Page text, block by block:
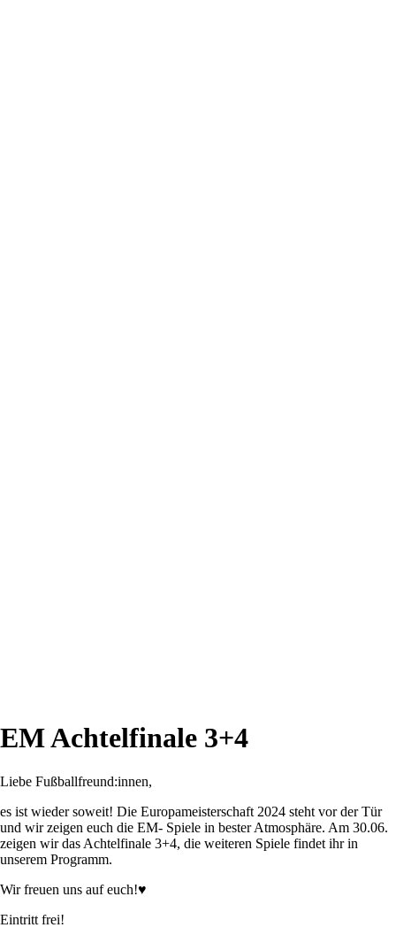
EM Achtelfinale 3+4
Liebe Fußballfreund:innen,
es ist wieder soweit! Die Europameisterschaft 2024 steht vor der Tür
und wir zeigen euch die EM- Spiele in bester Atmosphäre. Am 30.06.
zeigen wir das Achtelfinale 3+4, die weiteren Spiele findet ihr in
unserem Programm.
Wir freuen uns auf euch!♥
Eintritt frei!